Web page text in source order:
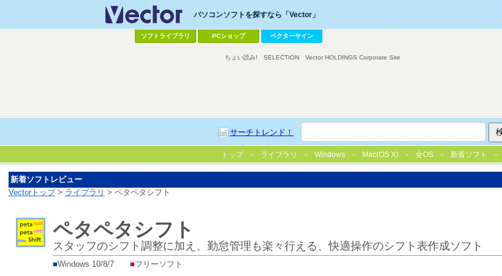
パソコンソフトを探すなら「Vector」
ソフトライブラリ PCショップ ベクターサイン
サーチトレンド！
ちょい読み! SELECTION Vector HOLDINGS Corporate Site
トップ ライブラリ Windows Mac(OS X) 全OS 新着ソフト
新着ソフトレビュー
Vectorトップ> ライブラリ > ペタペタシフト
ペタペタシフト
スタッフのシフト調整に加え、勤怠管理も楽々行える、快適操作のシフト表作成ソフト
■Windows 10/8/7 ■フリーソフト